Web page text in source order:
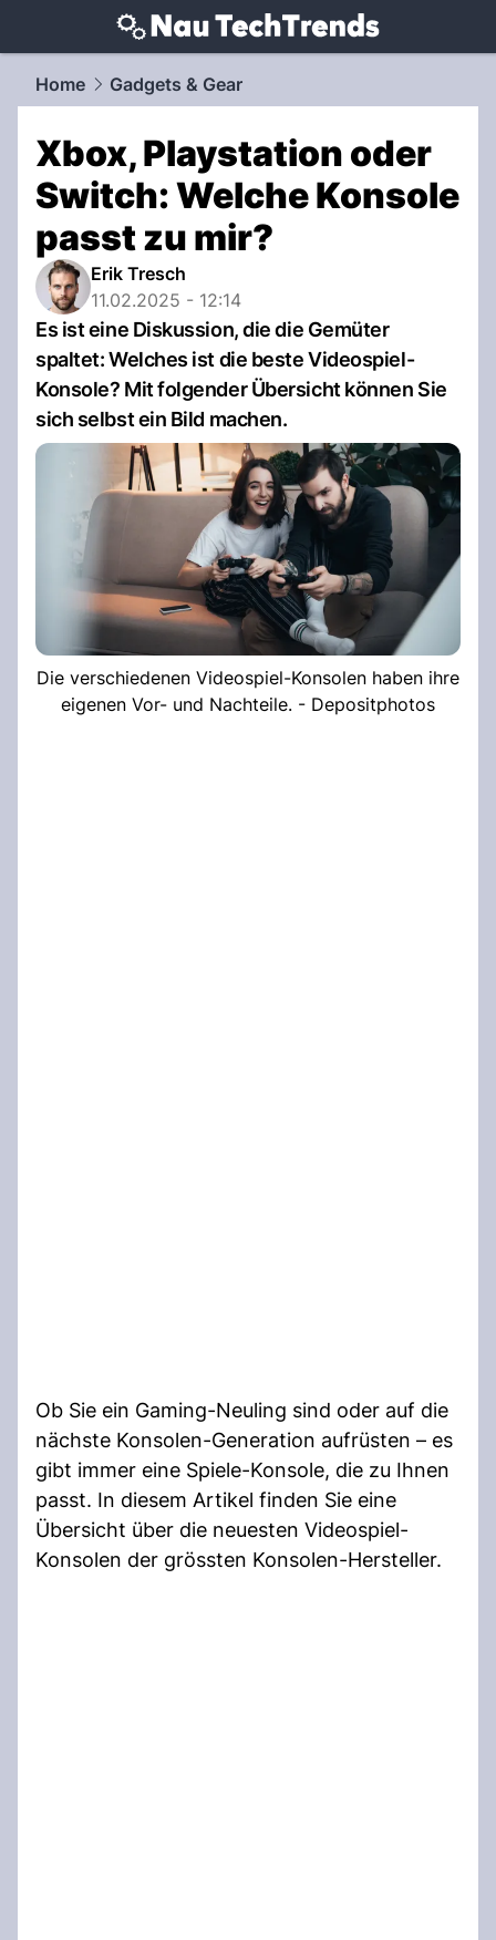
techtrends.NAU.ch
Home Gadgets & Gear
Xbox, Playstation oder
Switch: Welche Konsole
passt zu mir?
Erik Tresch
11.02.2025 - 12:14
Es ist eine Diskussion, die die Gemüter
spaltet: Welches ist die beste Videospiel-
Konsole? Mit folgender Übersicht können Sie
sich selbst ein Bild machen.
Die verschiedenen Videospiel-Konsolen haben ihre
eigenen Vor- und Nachteile. - Depositphotos
Ob Sie ein Gaming-Neuling sind oder auf die
nächste Konsolen-Generation aufrüsten – es
gibt immer eine Spiele-Konsole, die zu Ihnen
passt. In diesem Artikel finden Sie eine
Übersicht über die neuesten Videospiel-
Konsolen der grössten Konsolen-Hersteller.